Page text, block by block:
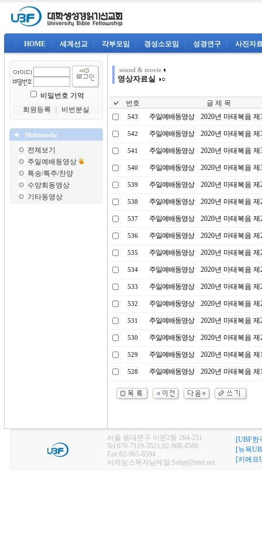
HOME 세계선교 각부모임 경성소모임 성경연구 사진자
비밀번호 기억
회원등록
비번분실
Multimedia
전체보기
주일예배동영상
특송/특주/찬양
수양회동영상
기타동영상
sound & movie ◐
영상자료실 ◑○
번호 글 제 목
543 주일예배동영상 2020년 마태복음
542 주일예배동영상 2020년 마태복음
541 주일예배동영상 2020년 마태복음
540 주일예배동영상 2020년 마태복음
539 주일예배동영상 2020년 마태복음
538 주일예배동영상 2020년 마태복음
537 주일예배동영상 2020년 마태복음
536 주일예배동영상 2020년 마태복음
535 주일예배동영상 2020년 마태복음
534 주일예배동영상 2020년 마태복음
533 주일예배동영상 2020년 마태복음
532 주일예배동영상 2020년 마태복음
531 주일예배동영상 2020년 마태복음
530 주일예배동영상 2020년 마태복음
529 주일예배동영상 2020년 마태복음
528 주일예배동영상 2020년 마태복음
서울 동대문구 이문2동 264-231
Tel:070-7119-3521,02-968-4586
Fax:02-965-8594
서제임스목자님메일:Suhjt@hitel.net
[UBF한
[뉴욕
[키에프